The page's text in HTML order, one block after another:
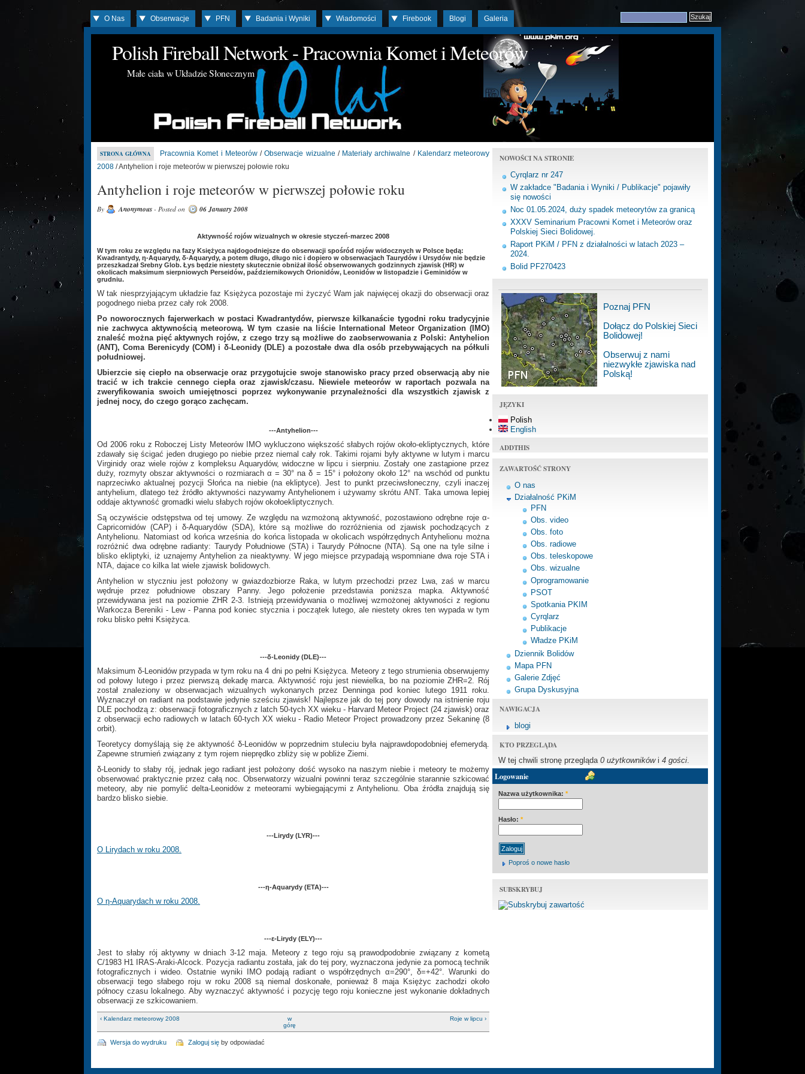
O Nas Obserwacje PFN Badania i Wyniki Wiadomości Firebook Blogi Galeria
Polish Fireball Network - Pracownia Komet i Meteorów
Małe ciała w Układzie Słonecznym
STRONA GŁÓWNA Pracownia Komet i Meteorów/Obserwacje wizualne / Materiały archiwalne / Kalendarz meteorowy
2008 / Antyhelion i roje meteorów w pierwszej połowie roku
Antyhelion i roje meteorów w pierwszej połowie roku
By Anonymous - Posted on 06 January 2008
Aktywność rojów wizualnych w okresie styczeń-marzec 2008
W tym roku ze względu na fazy Księżyca najdogodniejsze do obserwacji spośród rojów widocznych w Polsce będą:
Kwadrantydy, η-Aquarydy, δ-Aquarydy, a potem długo, długo nic i dopiero w obserwacjach Taurydów i Ursydów nie będzie
przeszkadzał Srebny Glob. Łys będzie niestety skutecznie obniżał ilość obserwowanych godzinnych zjawisk (HR) w
okolicach maksimum sierpniowych Perseidów, październikowych Orionidów, Leonidów w listopadzie i Geminidów w
grudniu.
W tak niesprzyjającym układzie faz Księżyca pozostaje mi życzyć Wam jak najwięcej okazji do obserwacji oraz
pogodnego nieba przez cały rok 2008.
Po noworocznych fajerwerkach w postaci Kwadrantydów, pierwsze kilkanaście tygodni roku tradycyjnie
nie zachwyca aktywnością meteorową. W tym czasie na liście International Meteor Organization (IMO)
znaleść można pięć aktywnych rojów, z czego trzy są możliwe do zaobserwowania z Polski: Antyhelion
(ANT), Coma Berenicydy (COM) i δ-Leonidy (DLE) a pozostałe dwa dla osób przebywających na półkuli
południowej.
Ubierzcie się ciepło na obserwacje oraz przygotujcie swoje stanowisko pracy przed obserwacją aby nie
tracić w ich trakcie cennego ciepła oraz zjawisk/czasu. Niewiele meteorów w raportach pozwala na
zweryfikowania swoich umiejętnosci poprzez wykonywanie przynależności dla wszystkich zjawisk z
jednej nocy, do czego gorąco zachęcam.
---Antyhelion---
Od 2006 roku z Roboczej Listy Meteorów IMO wykluczono większość słabych rojów około-ekliptycznych, które
zdawały się ścigać jeden drugiego po niebie przez niemal cały rok. Takimi rojami były aktywne w lutym i marcu
Virginidy oraz wiele rojów z kompleksu Aquarydów, widoczne w lipcu i sierpniu. Zostały one zastąpione przez
duży, rozmyty obszar aktywności o rozmiarach α = 30° na δ = 15° i położony około 12° na wschód od punktu
naprzeciwko aktualnej pozycji Słońca na niebie (na ekliptyce). Jest to punkt przeciwsłoneczny, czyli inaczej
antyhelium, dlatego też źródło aktywności nazywamy Antyhelionem i używamy skrótu ANT. Taka umowa lepiej
oddaje aktywność gromadki wielu słabych rojów okołoekliptycznych.
Są oczywiście odstępstwa od tej umowy. Ze względu na wzmożoną aktywność, pozostawiono odrębne roje α-
Capricornidów (CAP) i δ-Aquarydów (SDA), które są możliwe do rozróżnienia od zjawisk pochodzących z
Antyhelionu. Natomiast od końca września do końca listopada w okolicach współrzędnych Antyhelionu można
rozróżnić dwa odrębne radianty: Taurydy Południowe (STA) i Taurydy Północne (NTA). Są one na tyle silne i
blisko ekliptyki, iż uznajemy Antyhelion za nieaktywny. W jego miejsce przypadają wspomniane dwa roje STA i
NTA, dajace co kilka lat wiele zjawisk bolidowych.
Antyhelion w styczniu jest położony w gwiazdozbiorze Raka, w lutym przechodzi przez Lwa, zaś w marcu
wędruje przez południowe obszary Panny. Jego położenie przedstawia poniższa mapka. Aktywność
przewidywana jest na poziomie ZHR 2-3. Istnieją przewidywania o możliwej wzmożonej aktywności z regionu
Warkocza Bereniki - Lew - Panna pod koniec stycznia i początek lutego, ale niestety okres ten wypada w tym
roku blisko pełni Księżyca.
---δ-Leonidy (DLE)---
Maksimum δ-Leonidów przypada w tym roku na 4 dni po pełni Księżyca. Meteory z tego strumienia obserwujemy
od połowy lutego i przez pierwszą dekadę marca. Aktywność roju jest niewielka, bo na poziomie ZHR=2. Rój
został znaleziony w obserwacjach wizualnych wykonanych przez Denninga pod koniec lutego 1911 roku.
Wyznaczył on radiant na podstawie jedynie sześciu zjawisk! Najlepsze jak do tej pory dowody na istnienie roju
DLE pochodzą z: obserwacji fotograficznych z latch 50-tych XX wieku - Harvard Meteor Project (24 zjawisk) oraz
z obserwacji echo radiowych w latach 60-tych XX wieku - Radio Meteor Project prowadzony przez Sekaninę (8
orbit).
Teoretycy domyślają się że aktywność δ-Leonidów w poprzednim stuleciu była najprawdopodobniej efemerydą.
Zapewne strumień związany z tym rojem nieprędko zbliży się w pobliże Ziemi.
δ-Leonidy to słaby rój, jednak jego radiant jest położony dość wysoko na naszym niebie i meteory te możemy
obserwować praktycznie przez całą noc. Obserwatorzy wizualni powinni teraz szczególnie starannie szkicować
meteory, aby nie pomylić delta-Leonidów z meteorami wybiegającymi z Antyhelionu. Oba źródła znajdują się
bardzo blisko siebie.
---Lirydy (LYR)---
O Lirydach w roku 2008.
---η-Aquarydy (ETA)---
O η-Aquarydach w roku 2008.
---ε-Lirydy (ELY)---
Jest to słaby rój aktywny w dniach 3-12 maja. Meteory z tego roju są prawodpodobnie związany z kometą
C/1983 H1 IRAS-Araki-Alcock. Pozycja radiantu została, jak do tej pory, wyznaczona jedynie za pomocą technik
fotograficznych i wideo. Ostatnie wyniki IMO podają radiant o współrzędnych α=290°, δ=+42°. Warunki do
obserwacji tego słabego roju w roku 2008 są niemal doskonałe, ponieważ 8 maja Księżyc zachodzi około
północy czasu lokalnego. Aby wyznaczyć aktywność i pozycję tego roju konieczne jest wykonanie dokładnych
obserwacji ze szkicowaniem.
‹ Kalendarz meteorowy 2008
w
górę
Roje w lipcu ›
Wersja do wydruku Zaloguj się by odpowiadać
NOWOŚCI NA STRONIE
Cyrqlarz nr 247
W zakładce "Badania i Wyniki / Publikacje" pojawiły
się nowości
Noc 01.05.2024, duży spadek meteorytów za granicą
XXXV Seminarium Pracowni Komet i Meteorów oraz
Polskiej Sieci Bolidowej.
Raport PKiM / PFN z działalności w latach 2023 –
2024.
Bolid PF270423
Poznaj PFN
Dołącz do Polskiej Sieci
Bolidowej!
Obserwuj z nami
niezwykłe zjawiska nad
Polską!
JĘZYKI
Polish
English
ADDTHIS
ZAWARTOŚĆ STRONY
O nas
Działalność PKiM
PFN
Obs. video
Obs. foto
Obs. radiowe
Obs. teleskopowe
Obs. wizualne
Oprogramowanie
PSOT
Spotkania PKIM
Cyrqlarz
Publikacje
Władze PKiM
Dziennik Bolidów
Mapa PFN
Galerie Zdjęć
Grupa Dyskusyjna
NAWIGACJA
blogi
KTO PRZEGLĄDA
W tej chwili stronę przegląda 0 użytkownikówi 4 gości
Logowanie
Nazwa użytkownika: *
Hasło: *
Poproś o nowe hasło
SUBSKRYBUJ